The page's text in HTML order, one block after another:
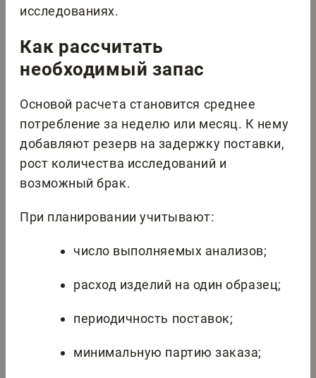
исследованиях.
Как рассчитать
необходимый запас
Основой расчета становится среднее
потребление за неделю или месяц. К нему
добавляют резерв на задержку поставки,
рост количества исследований и
возможный брак.
При планировании учитывают:
число выполняемых анализов;
расход изделий на один образец;
периодичность поставок;
минимальную партию заказа;